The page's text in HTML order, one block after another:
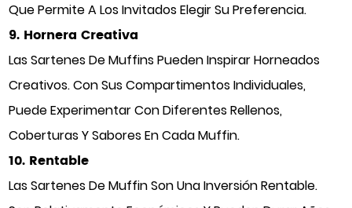
Que Permite A Los Invitados Elegir Su Preferencia.
9. Hornera Creativa
Las Sartenes De Muffins Pueden Inspirar Horneados
Creativos. Con Sus Compartimentos Individuales,
Puede Experimentar Con Diferentes Rellenos,
Coberturas Y Sabores En Cada Muffin.
10. Rentable
Las Sartenes De Muffin Son Una Inversión Rentable.